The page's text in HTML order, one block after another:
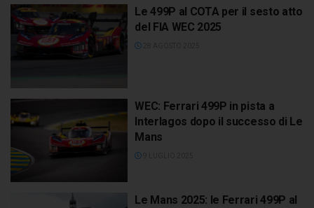
Le 499P al COTA per il sesto atto
del FIA WEC 2025
WEC: Ferrari 499P in pista a
Interlagos dopo il successo di Le
Mans
Le Mans 2025: le Ferrari 499P al